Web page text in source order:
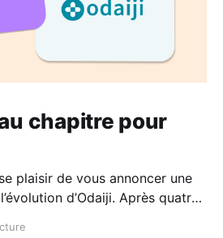
chapitre pour
plaisir de vous annoncer une
d’Odaiji. Après quatre